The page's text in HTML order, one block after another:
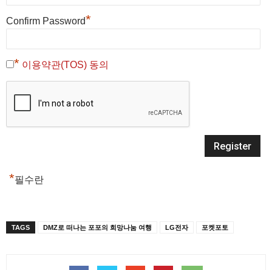
Confirm Password*
* 이용약관(TOS) 동의
*필수란
TAGS DMZ로 떠나는 포포의 희망나눔 여행 LG전자 포켓포토